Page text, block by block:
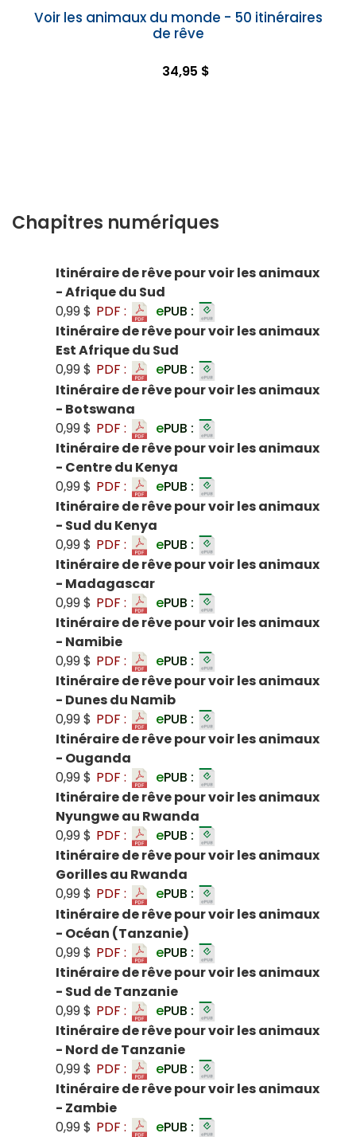
Voir les animaux du monde - 50 itinéraires
de rêve
34,95 $
Chapitres numériques
Itinéraire de rêve pour voir les animaux
- Afrique du Sud
0,99 $ PDF : ePUB :
Itinéraire de rêve pour voir les animaux
Est Afrique du Sud
0,99 $ PDF : ePUB :
Itinéraire de rêve pour voir les animaux
- Botswana
0,99 $ PDF : ePUB :
Itinéraire de rêve pour voir les animaux
- Centre du Kenya
0,99 $ PDF : ePUB :
Itinéraire de rêve pour voir les animaux
- Sud du Kenya
0,99 $ PDF : ePUB :
Itinéraire de rêve pour voir les animaux
- Madagascar
0,99 $ PDF : ePUB :
Itinéraire de rêve pour voir les animaux
- Namibie
0,99 $ PDF : ePUB :
Itinéraire de rêve pour voir les animaux
- Dunes du Namib
0,99 $ PDF : ePUB :
Itinéraire de rêve pour voir les animaux
- Ouganda
0,99 $ PDF : ePUB :
Itinéraire de rêve pour voir les animaux
Nyungwe au Rwanda
0,99 $ PDF : ePUB :
Itinéraire de rêve pour voir les animaux
Gorilles au Rwanda
0,99 $ PDF : ePUB :
Itinéraire de rêve pour voir les animaux
- Océan (Tanzanie)
0,99 $ PDF : ePUB :
Itinéraire de rêve pour voir les animaux
- Sud de Tanzanie
0,99 $ PDF : ePUB :
Itinéraire de rêve pour voir les animaux
- Nord de Tanzanie
0,99 $ PDF : ePUB :
Itinéraire de rêve pour voir les animaux
- Zambie
0,99 $ PDF : ePUB :